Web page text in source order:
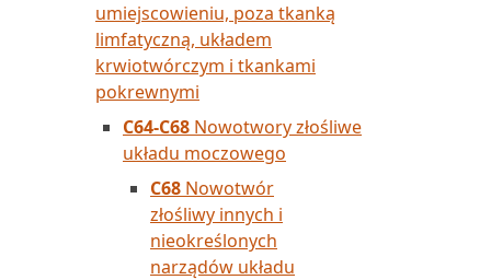
umiejscowieniu, poza tkanką
limfatyczną, układem
krwiotwórczym i tkankami
pokrewnymi
C64-C68 Nowotwory złośliwe
układu moczowego
C68 Nowotwór
złośliwy innych i
nieokreślonych
narządów układu